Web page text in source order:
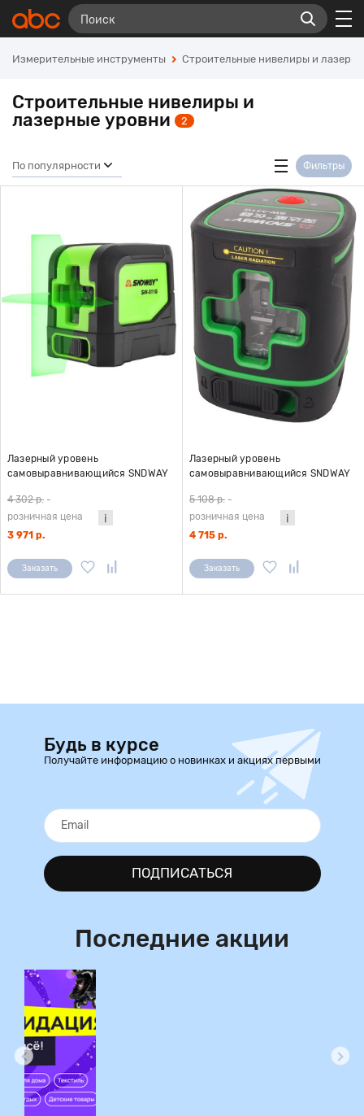
Измерительные инструменты Строительные нивелиры и
Строительные нивелиры и
лазерные уровни
2
По популярности Фильтры
Лазерный уровень
самовыравнивающийся SNDWAY
4 302 р. -
розничная цена
3 971 р.
Заказать
Лазерный уровень
самовыравнивающийся SNDWAY
зелёный луч
5 108 р. -
розничная цена
4 715 р.
Заказать
Будь в курсе
Получайте информацию о новинках и акциях первыми
ПОДПИСАТЬСЯ
Последние акции